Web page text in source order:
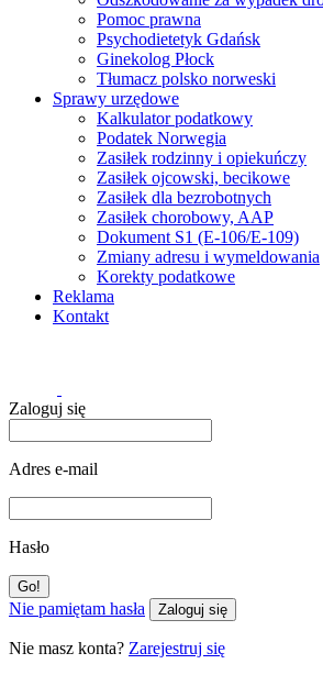
Pomoc prawna
Psychodietetyk Gdańsk
Ginekolog Płock
Tłumacz polsko norweski
Sprawy urzędowe
Kalkulator podatkowy
Podatek Norwegia
Zasiłek rodzinny i opiekuńczy
Zasiłek ojcowski, becikowe
Zasiłek dla bezrobotnych
Zasiłek chorobowy, AAP
Dokument S1 (E-106/E-109)
Zmiany adresu i wymeldowania
Korekty podatkowe
Reklama
Kontakt
Zaloguj się
Adres e-mail
Hasło
Nie pamiętam hasła Zaloguj się
Nie masz konta? Zarejestruj się